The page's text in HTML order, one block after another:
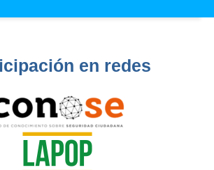
en redes